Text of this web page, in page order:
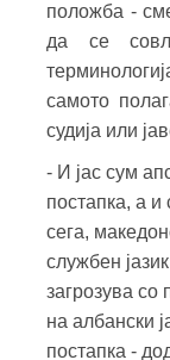
положба -
да се
самото
судија или
- И јас сум
постапка, а
сега,
службен
загрозува со
на албански
постапка -